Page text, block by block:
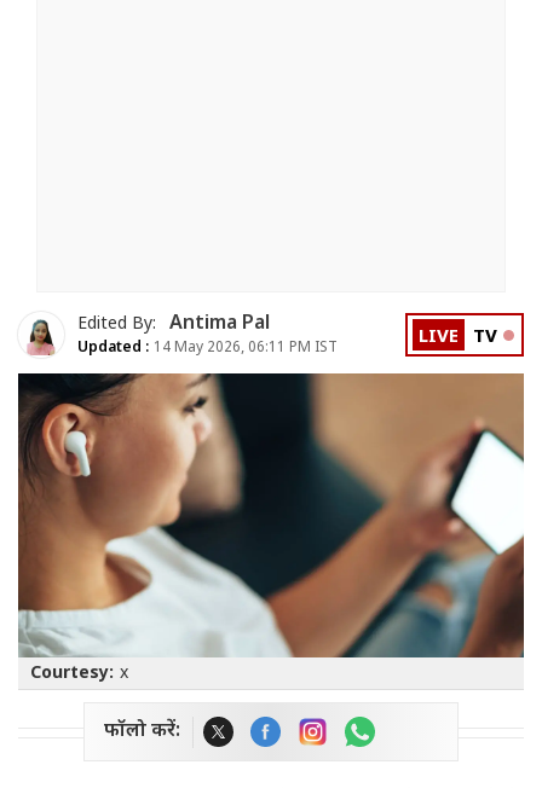
Edited By: Antima Pal
Updated : 14 May 2026, 06:11 PM IST LIVE TV
Courtesy: x
फॉलो करें: